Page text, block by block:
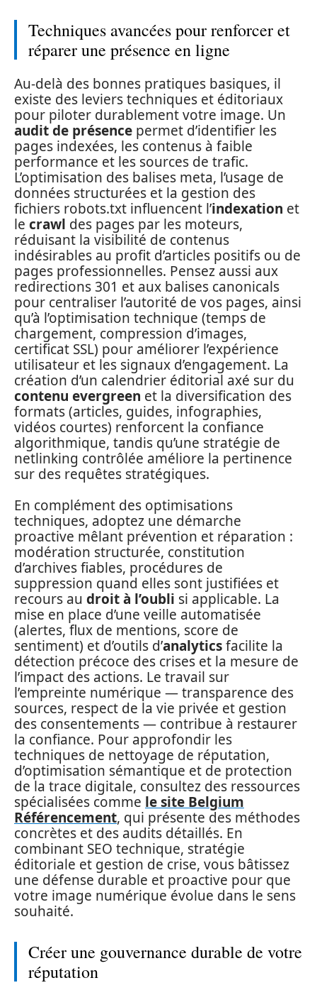
Techniques avancées pour renforcer et
réparer une présence en ligne
Au-delà des bonnes pratiques basiques, il
existe des leviers techniques et éditoriaux
pour piloter durablement votre image. Un
audit de présence permet d’identifier les
pages indexées, les contenus à faible
performance et les sources de trafic.
L’optimisation des balises meta, l’usage de
données structurées et la gestion des
fichiers robots.txt influencent l’indexation et
le crawl des pages par les moteurs,
réduisant la visibilité de contenus
indésirables au profit d’articles positifs ou de
pages professionnelles. Pensez aussi aux
redirections 301 et aux balises canonicals
pour centraliser l’autorité de vos pages, ainsi
qu’à l’optimisation technique (temps de
chargement, compression d’images,
certificat SSL) pour améliorer l’expérience
utilisateur et les signaux d’engagement. La
création d’un calendrier éditorial axé sur du
contenu evergreen et la diversification des
formats (articles, guides, infographies,
vidéos courtes) renforcent la confiance
algorithmique, tandis qu’une stratégie de
netlinking contrôlée améliore la pertinence
sur des requêtes stratégiques.
En complément des optimisations
techniques, adoptez une démarche
proactive mêlant prévention et réparation :
modération structurée, constitution
d’archives fiables, procédures de
suppression quand elles sont justifiées et
recours au droit à l’oubli si applicable. La
mise en place d’une veille automatisée
(alertes, flux de mentions, score de
sentiment) et d’outils d’analyticsfacilite la
détection précoce des crises et la mesure de
l’impact des actions. Le travail sur
l’empreinte numérique — transparence des
sources, respect de la vie privée et gestion
des consentements — contribue à restaurer
la confiance. Pour approfondir les
techniques de nettoyage de réputation,
d’optimisation sémantique et de protection
de la trace digitale, consultez des ressources
spécialisées comme le site Belgium
Référencement, qui présente des méthodes
concrètes et des audits détaillés. En
combinant SEO technique, stratégie
éditoriale et gestion de crise, vous bâtissez
une défense durable et proactive pour que
votre image numérique évolue dans le sens
souhaité.
Créer une gouvernance durable de votre
réputation